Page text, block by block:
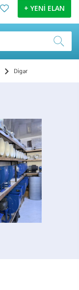
+ YENİ ELAN
Digər